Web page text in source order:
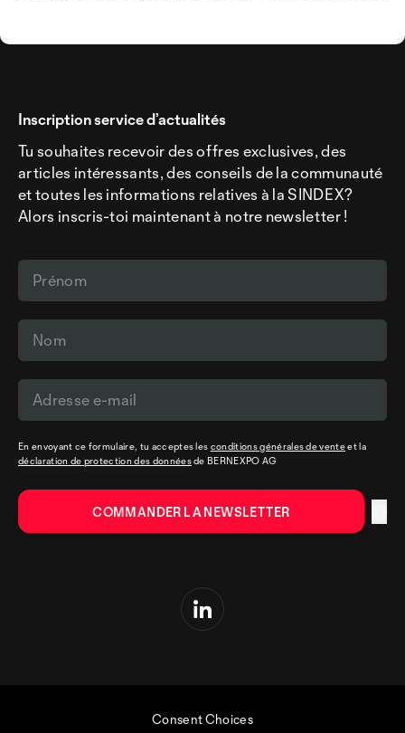
Inscription service d’actualités
Tu souhaites recevoir des offres exclusives, des
articles intéressants, des conseils de la communauté
et toutes les informations relatives à la SINDEX?
Alors inscris-toi maintenant à notre newsletter !
En envoyant ce formulaire, tu acceptes les conditions générales de venteet la
déclaration de protection des donnéesde BERNEXPO AG
Consent Choices